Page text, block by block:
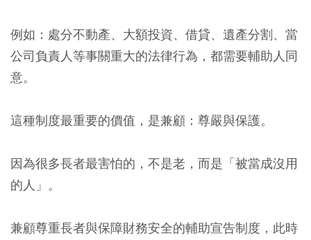
例如：處分不動產、大額投資、借貸、遺產分割、當
公司負責人等事關重大的法律行為，都需要輔助人同
意。
這種制度最重要的價值，是兼顧：尊嚴與保護。
因為很多長者最害怕的，不是老，而是「被當成沒用
的人」。
兼顧尊重長者與保障財務安全的輔助宣告制度，此時